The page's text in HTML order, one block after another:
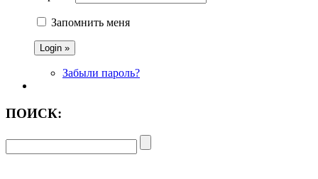
Запомнить меня
Забыли пароль?
ПОИСК: